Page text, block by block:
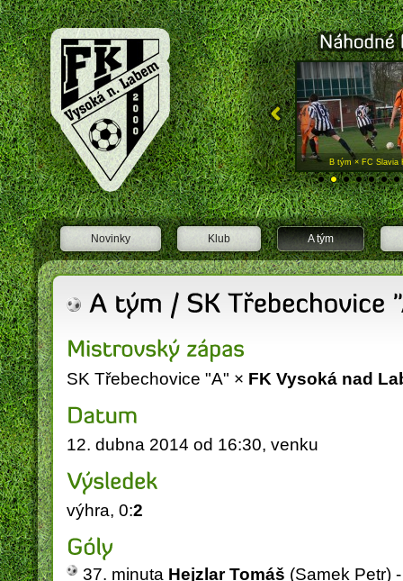
SK Třebechovice "A" × FK Vysoká nad
12. dubna 2014 od 16:30, venku
výhra, 0:2
37. minuta Hejzlar Tomáš (Samek Petr)
FK Vysoká nad Labem
Novinky Klub A tým
A tým × Lokomotiva Borohrádek B tým × FC Slavia